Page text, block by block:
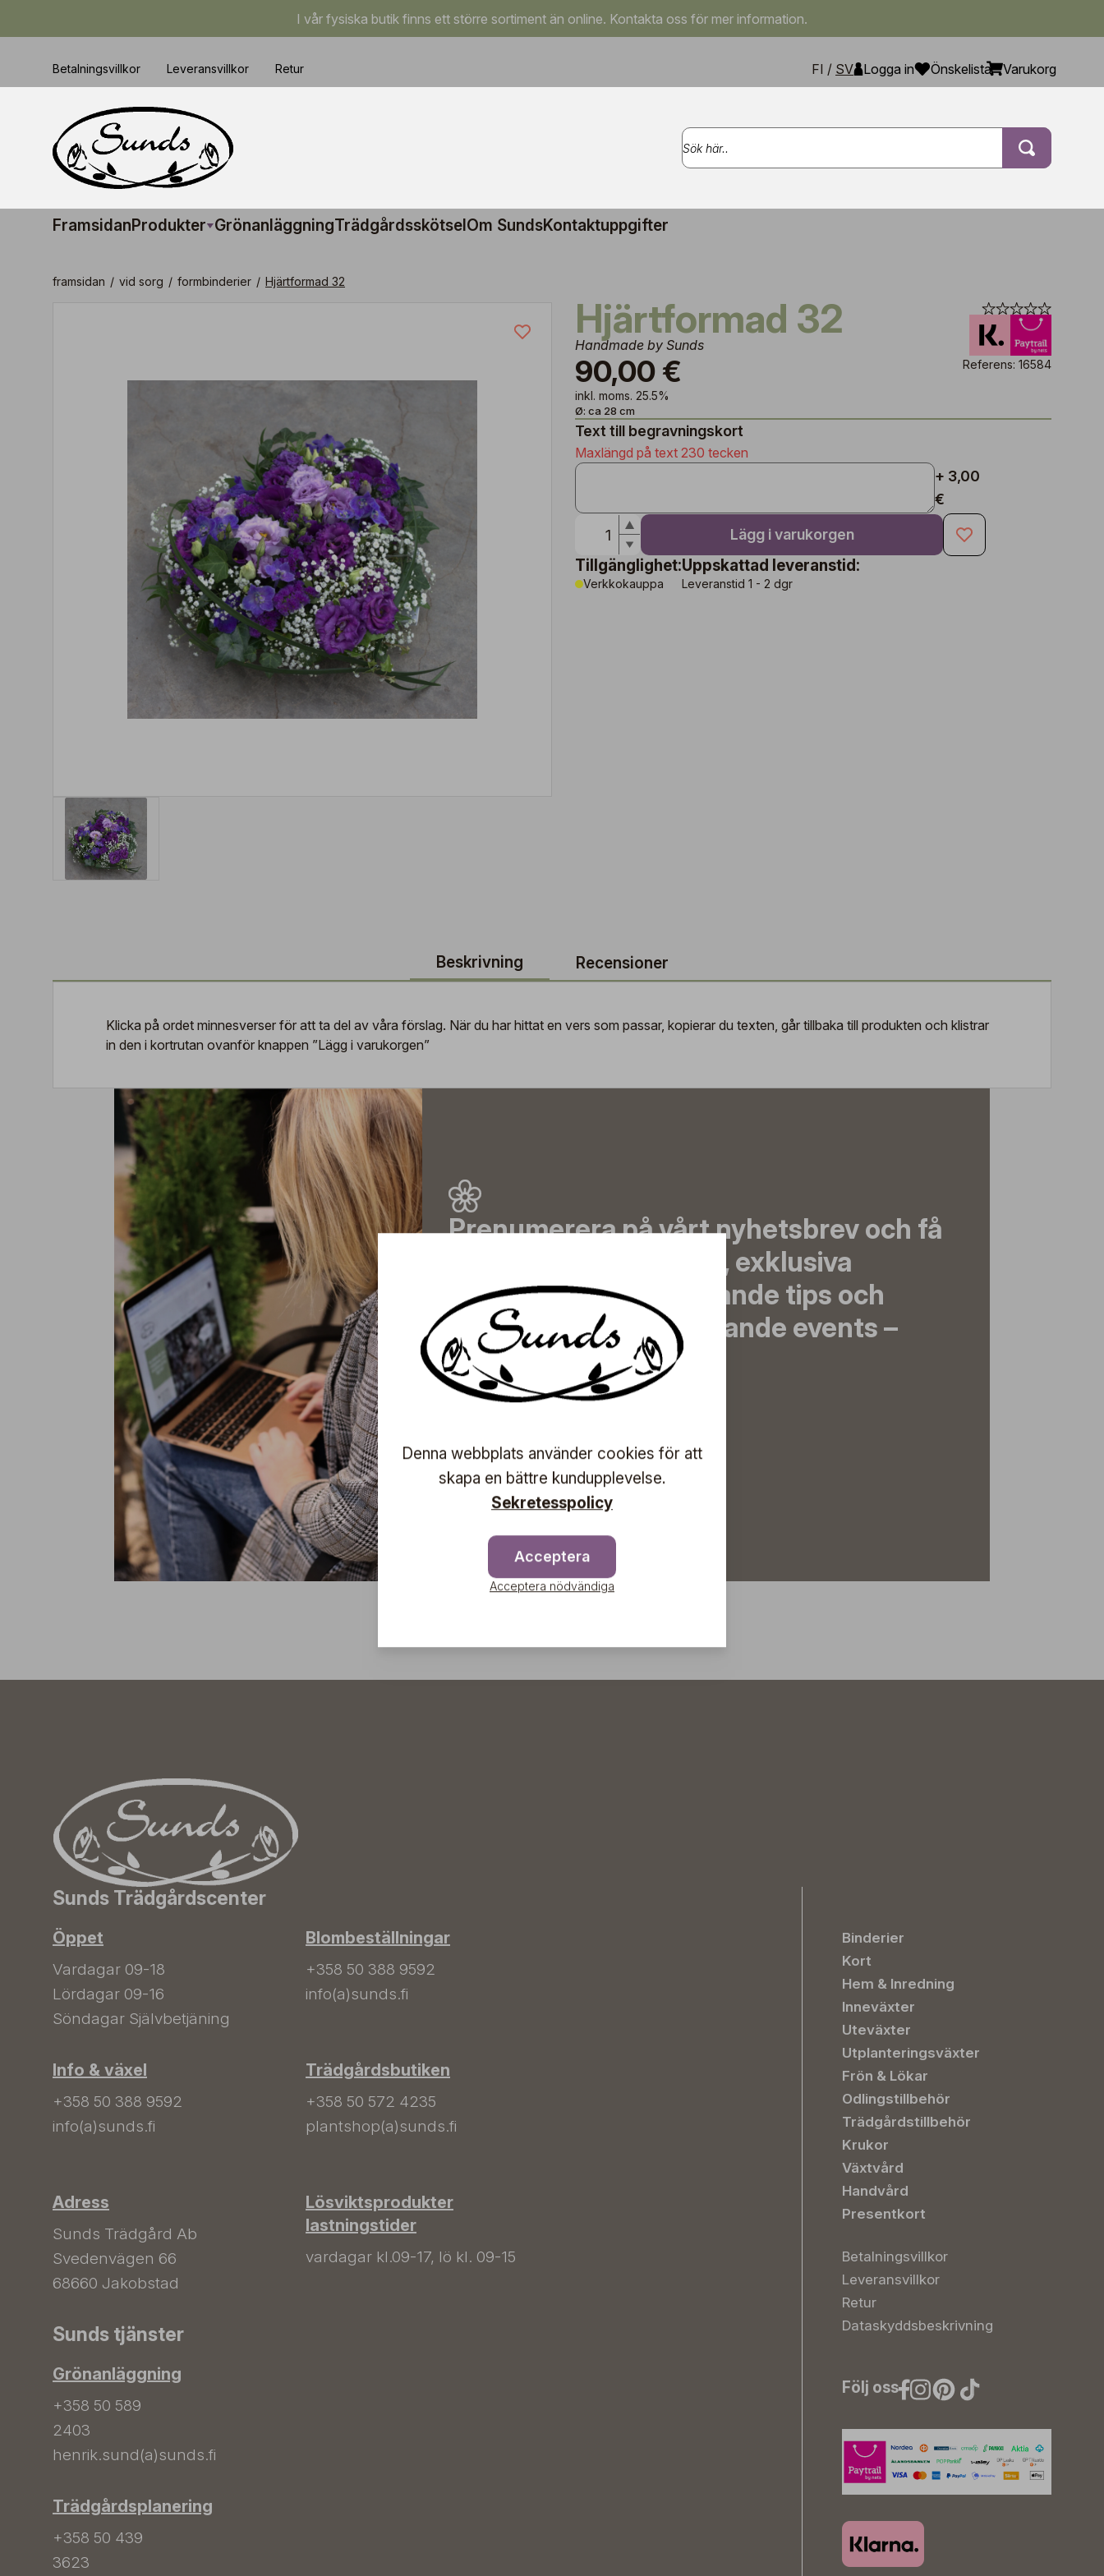
I vår fysiska butik finns ett större sortiment än online. Kontakta oss för mer information.
Betalningsvillkor Leveransvillkor Retur FI / SV Logga in Önskelista Varukorg
FramsidanProdukter GrönanläggningTrädgårdsskötsel Om SundsKontaktuppgifter
framsidan / vid sorg / formbinderier / Hjärtformad 32
Hjärtformad 32
Handmade by Sunds
90,00 €
inkl. moms. 25.5%
Referens: 16584
Ø: ca 28 cm
Text till begravningskort
Maxlängd på text 230 tecken
+ 3,00
€
Lägg i varukorgen
Tillgänglighet:
Verkkokauppa
Uppskattad leveranstid:
Leveranstid 1 - 2 dgr
Beskrivning Recensioner
Klicka på ordet minnesverser för att ta del av våra förslag. När du har hittat en vers som passar, kopierar du texten, går tillbaka till produkten och klistrar
in den i kortrutan ovanför knappen ”Lägg i varukorgen”
Prenumerera på vårt nyhetsbrev och få
de senaste nyheterna, exklusiva
erbjudanden, inspirerande tips och
information om kommande events –
direkt till din inkorg!
Prenumerera
Sunds Trädgårdscenter
Öppet
Vardagar 09-18
Lördagar 09-16
Söndagar Självbetjäning
Info & växel
+358 50 388 9592
info(a)sunds.fi
Adress
Sunds Trädgård Ab
Svedenvägen 66
68660 Jakobstad
Blombeställningar
+358 50 388 9592
info(a)sunds.fi
Trädgårdsbutiken
+358 50 572 4235
plantshop(a)sunds.fi
Lösviktsprodukter
lastningstider
vardagar kl.09-17, lö kl. 09-15
Sunds tjänster
Grönanläggning
+358 50 589
2403
henrik.sund(a)sunds.fi
Trädgårdsplanering
+358 50 439
3623
Binderier
Kort
Hem & Inredning
Inneväxter
Uteväxter
Utplanteringsväxter
Frön & Lökar
Odlingstillbehör
Trädgårdstillbehör
Krukor
Växtvård
Handvård
Presentkort
Betalningsvillkor
Leveransvillkor
Retur
Dataskyddsbeskrivning
Följ oss
Denna webbplats använder cookies för att
skapa en bättre kundupplevelse.
Sekretesspolicy
Acceptera
Acceptera nödvändiga